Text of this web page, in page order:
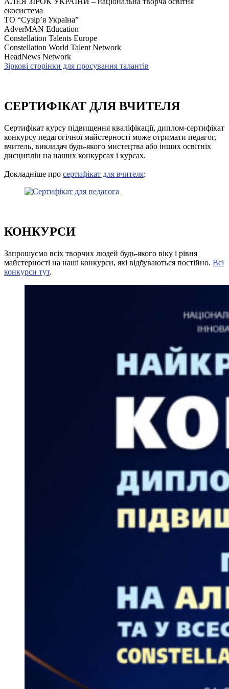
екосистема
ТО “Сузір’я Україна”
AdverMAN Education
Constellation Talents Europe
Constellation World Talent Network
HeadNews Network
Зіркові сторінки для просування талантів
СЕРТИФІКАТ ДЛЯ ВЧИТЕЛЯ
Сертифікат курсу підвищення кваліфікації, диплом-сертифікат
конкурсу педагогічної майстерності може отримати педагог,
вчитель, викладач будь-якого мистецтва або інших освітніх
дисциплін на наших конкурсах і курсах.
Докладніше про сертифікат для вчителя:
КОНКУРСИ
Запрошуємо всіх творчих людей будь-якого віку і рівня
майстерності на наші конкурси, які відбуваються постійно. Всі
конкурси тут.